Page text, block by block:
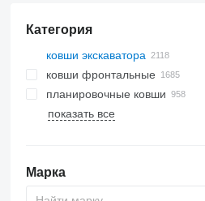
Категория
ковши экскаватора
ковши фронтальные
планировочные ковши
показать все
Марка